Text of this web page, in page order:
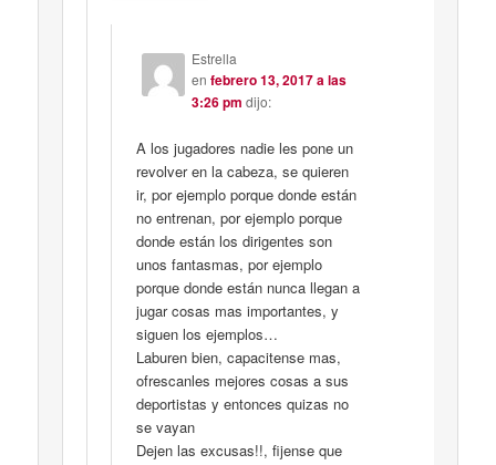
Estrella
en febrero 13, 2017 a las
3:26 pm dijo:
A los jugadores nadie les pone un
revolver en la cabeza, se quieren
ir, por ejemplo porque donde están
no entrenan, por ejemplo porque
donde están los dirigentes son
unos fantasmas, por ejemplo
porque donde están nunca llegan a
jugar cosas mas importantes, y
siguen los ejemplos…
Laburen bien, capacitense mas,
ofrescanles mejores cosas a sus
deportistas y entonces quizas no
se vayan
Dejen las excusas!!, fijense que